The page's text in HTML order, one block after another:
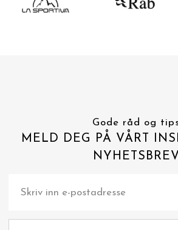
Gode råd og
MELD DEG PÅ VÅRT
NYHETSBREV